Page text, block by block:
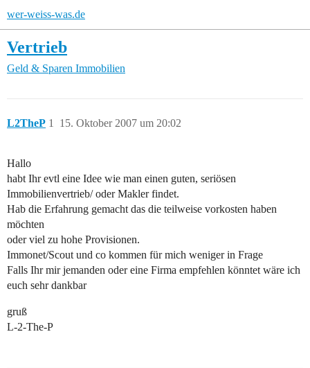
wer-weiss-was.de
Vertrieb
Geld & Sparen Immobilien
L2TheP 15. Oktober 2007 um 20:02
1
Hallo
habt Ihr evtl eine Idee wie man einen guten, seriösen
Immobilienvertrieb/ oder Makler findet.
Hab die Erfahrung gemacht das die teilweise vorkosten haben
möchten
oder viel zu hohe Provisionen.
Immonet/Scout und co kommen für mich weniger in Frage
Falls Ihr mir jemanden oder eine Firma empfehlen könntet wäre ich
euch sehr dankbar
gruß
L-2-The-P